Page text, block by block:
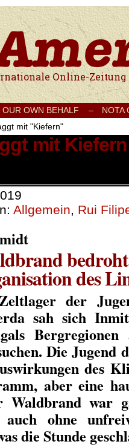
Onlinezeitung für Frieden,
OUR OWN BEHALF –
NOTA
mit "Kiefern"
mit Kiefern
Allgemein, Rui
des
der
sah sich
Die Jugend
des
aber eine
Waldbrand war
ohne
die Stunde